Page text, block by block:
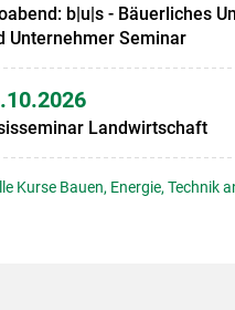
b|u|s - Bäuerliches
Unternehmer Seminar
Landwirtschaft
Kurse Bauen, Energie, Technik